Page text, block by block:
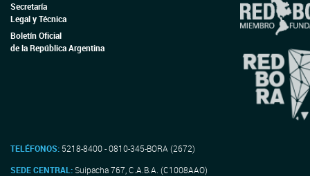
Secretaría
Legal y Técnica
Boletín Oficial
de la República Argentina
TELÉFONOS: 5218-8400 - 0810-345-BORA (2672)
SEDE CENTRAL:Suipacha 767, C.A.B.A. (C1008AAO)